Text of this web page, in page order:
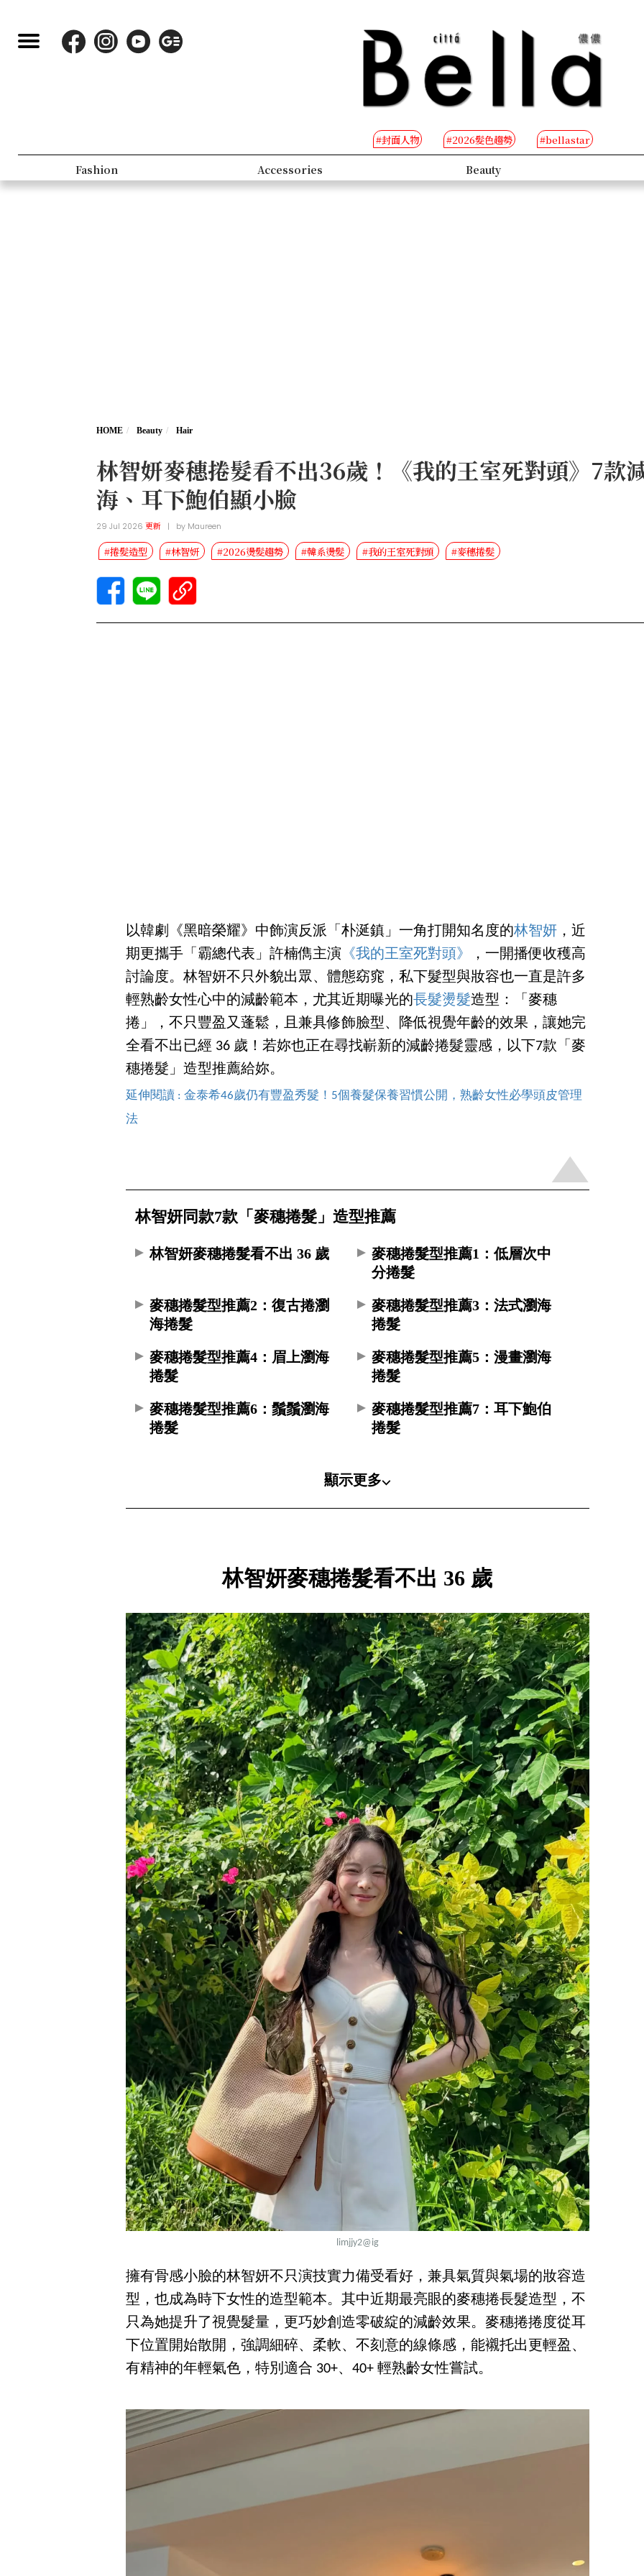
#封面人物 #2026髮色趨勢 #bellastar
Fashion Accessories Beauty
HOME Beauty Hair
林智妍麥穗捲髮看不出36歲！《我的王室死對頭》7款
海、耳下鮑伯顯小臉
29 Jul 2026更新 | by Maureen
#捲髮造型 #林智妍 #2026燙髮趨勢 #韓系燙髮 #我的王室死對頭 #麥穗捲髮
以韓劇《黑暗榮耀》中飾演反派「朴涎鎮」一角打開知名度的林智妍，近
期更攜手「霸總代表」許楠儁主演 《我的王室死對頭》
，一開播便收穫高
討論度。林智妍不只外貌出眾、體態窈窕，私下髮型與妝容也一直是許多
輕熟齡女性心中的減齡範本，尤其近期曝光的長髮燙髮造型：「麥穗
捲」，不只豐盈又蓬鬆，且兼具修飾臉型、降低視覺年齡的效果，讓她完
全看不出已經 36 歲！若妳也正在尋找嶄新的減齡捲髮靈感，以下7款「麥
穗捲髮」造型推薦給妳。
延伸閱讀 : 金泰希46歲仍有豐盈秀髮！5個養髮保養習慣公開，熟齡女性必學頭皮管理
法
林智妍同款7款「麥穗捲髮」造型推薦
林智妍麥穗捲髮看不出 36 歲
麥穗捲髮型推薦1：低層次中
分捲髮
麥穗捲髮型推薦2：復古捲瀏
海捲髮
麥穗捲髮型推薦3：法式瀏海
捲髮
麥穗捲髮型推薦4：眉上瀏海
捲髮
麥穗捲髮型推薦5：漫畫瀏海
捲髮
麥穗捲髮型推薦6：鬚鬚瀏海
捲髮
麥穗捲髮型推薦7：耳下鮑伯
捲髮
顯示更多⌵
林智妍麥穗捲髮看不出 36 歲
limjjy2@ig
擁有骨感小臉的林智妍不只演技實力備受看好，兼具氣質與氣場的妝容造
型，也成為時下女性的造型範本。其中近期最亮眼的麥穗捲長髮造型，不
只為她提升了視覺髮量，更巧妙創造零破綻的減齡效果。麥穗捲捲度從耳
下位置開始散開，強調細碎、柔軟、不刻意的線條感，能襯托出更輕盈、
有精神的年輕氣色，特別適合 30+、40+ 輕熟齡女性嘗試。